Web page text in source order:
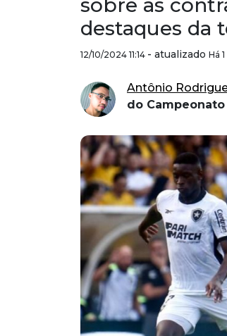
sobre as
destaques da
12/10/2024 11:14 - atualizado Há
Antônio
do